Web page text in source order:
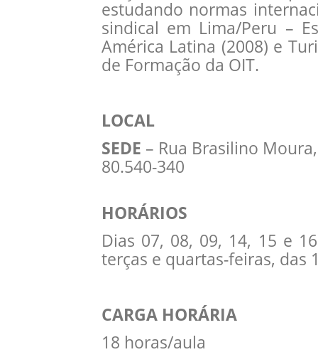
estudando normas
sindical em Lima/Peru –
América Latina (2008) e
de Formação da OIT.
LOCAL
SEDE – Rua Brasilino
80.540-340
HORÁRIOS
Dias 07, 08, 09, 14, 15 e
terças e quartas-feiras, das
CARGA HORÁRIA
18 horas/aula